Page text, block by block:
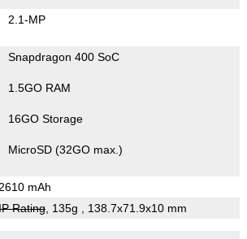
2.1-MP
Snapdragon 400 SoC
1.5GO RAM
16GO Storage
MicroSD (32GO max.)
2610 mAh
Rating, 135g , 138.7x71.9x10 mm